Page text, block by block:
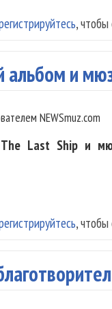
,
альбом и
NEWSmuz.com
Last Ship и
,